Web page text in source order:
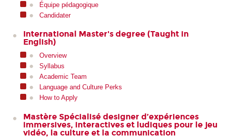
Équipe pédagogique
Candidater
International Master's degree (Taught in
English)
Overview
Syllabus
Academic Team
Language and Culture Perks
How to Apply
Mastère Spécialisé designer d’expériences
immersives, interactives et ludiques pour le jeu
vidéo, la culture et la communication